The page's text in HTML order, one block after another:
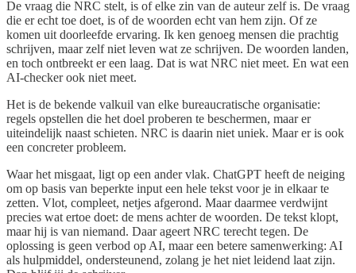
De vraag die NRC stelt, is of elke zin van de auteur zelf is. De vraag
die er echt toe doet, is of de woorden echt van hem zijn. Of ze
komen uit doorleefde ervaring. Ik ken genoeg mensen die prachtig
schrijven, maar zelf niet leven wat ze schrijven. De woorden landen,
en toch ontbreekt er een laag. Dat is wat NRC niet meet. En wat een
AI-checker ook niet meet.
Het is de bekende valkuil van elke bureaucratische organisatie:
regels opstellen die het doel proberen te beschermen, maar er
uiteindelijk naast schieten. NRC is daarin niet uniek. Maar er is ook
een concreter probleem.
Waar het misgaat, ligt op een ander vlak. ChatGPT heeft de neiging
om op basis van beperkte input een hele tekst voor je in elkaar te
zetten. Vlot, compleet, netjes afgerond. Maar daarmee verdwijnt
precies wat ertoe doet: de mens achter de woorden. De tekst klopt,
maar hij is van niemand. Daar ageert NRC terecht tegen. De
oplossing is geen verbod op AI, maar een betere samenwerking: AI
als hulpmiddel, ondersteunend, zolang je het niet leidend laat zijn.